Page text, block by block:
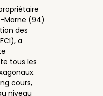
Marne (94)
des
a
tous les
cours,
niveau